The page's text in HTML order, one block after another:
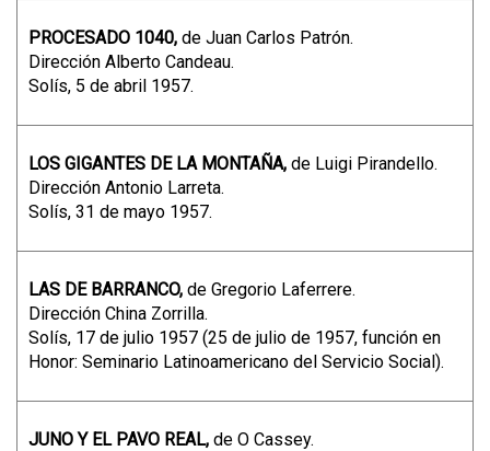
PROCESADO 1040, de Juan Carlos Patrón.
Dirección Alberto Candeau.
Solís, 5 de abril 1957.
LOS GIGANTES DE LA MONTAÑA, de Luigi Pirandello.
Dirección Antonio Larreta.
Solís, 31 de mayo 1957.
LAS DE BARRANCO, de Gregorio Laferrere.
Dirección China Zorrilla.
Solís, 17 de julio 1957 (25 de julio de 1957, función en
Honor: Seminario Latinoamericano del Servicio Social).
JUNO Y EL PAVO REAL, de O Cassey.